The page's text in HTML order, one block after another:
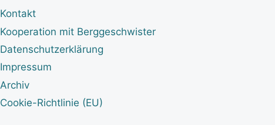
Kontakt
Kooperation mit Berggeschwister
Datenschutzerklärung
Impressum
Archiv
Cookie-Richtlinie (EU)